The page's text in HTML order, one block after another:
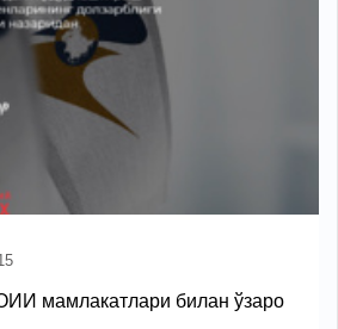
мамлакатлари билан ўзаро